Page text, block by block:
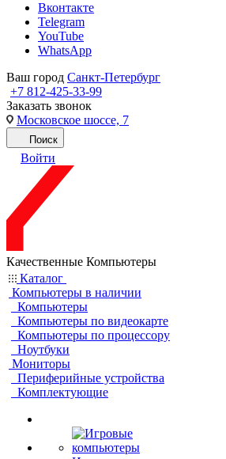
Вконтакте
Telegram
YouTube
WhatsApp
Ваш город Санкт-Петербург
+7 812-425-33-99
Заказать звонок
Московское шоссе, 7
Поиск
Войти
Качественные Компьютеры
Каталог
Компьютеры в наличии
Компьютеры
Компьютеры по видеокарте
Компьютеры по процессору
Ноутбуки
Мониторы
Периферийные устройства
Комплектующие